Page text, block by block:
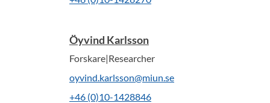
Öyvind Karlsson
Forskare|Researcher
oyvind.karlsson@miun.se
+46 (0)10-1428846